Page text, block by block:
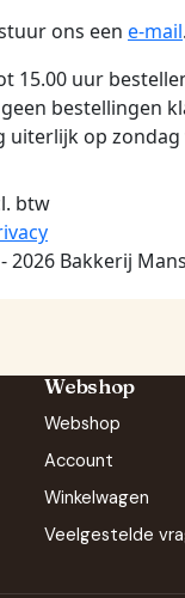
Webshop
Webshop
Account
Winkelwagen
Veelgestelde